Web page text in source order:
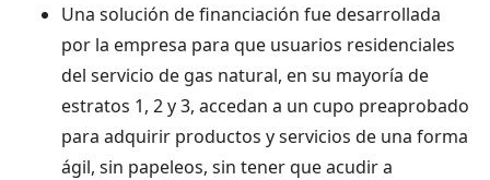
Una solución de financiación fue desarrollada
por la empresa para que usuarios residenciales
del servicio de gas natural, en su mayoría de
estratos 1, 2 y 3, accedan a un cupo preaprobado
para adquirir productos y servicios de una forma
ágil, sin papeleos, sin tener que acudir a